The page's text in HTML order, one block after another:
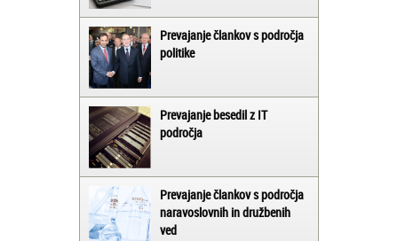
Prevajanje člankov s področja
politike
Prevajanje besedil z IT
področja
Prevajanje člankov s področja
naravoslovnih in družbenih
ved